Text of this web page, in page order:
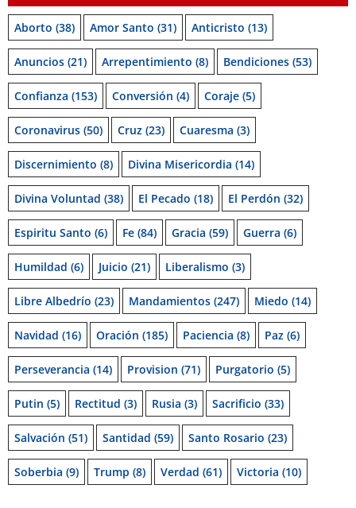
Aborto (38) Amor Santo (31) Anticristo (13)
Anuncios (21) Arrepentimiento (8) Bendiciones (53)
Confianza (153) Conversión (4) Coraje (5)
Coronavirus (50) Cruz (23) Cuaresma (3)
Discernimiento (8) Divina Misericordia (14)
Divina Voluntad (38) El Pecado (18) El Perdón (32)
Espiritu Santo (6) Fe (84) Gracia (59) Guerra (6)
Humildad (6) Juicio (21) Liberalismo (3)
Libre Albedrío (23) Mandamientos (247) Miedo (14)
Navidad (16) Oración (185) Paciencia (8) Paz (6)
Perseverancia (14) Provision (71) Purgatorio (5)
Putin (5) Rectitud (3) Rusia (3) Sacrificio (33)
Salvación (51) Santidad (59) Santo Rosario (23)
Soberbia (9) Trump (8) Verdad (61) Victoria (10)